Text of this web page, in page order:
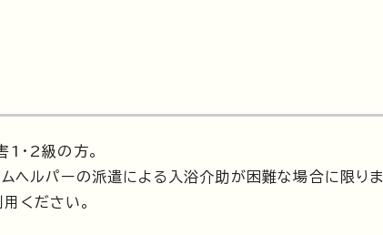
・2級の方。
ヘルパーの派遣による入浴介助が困難な場合に限りま
ください。